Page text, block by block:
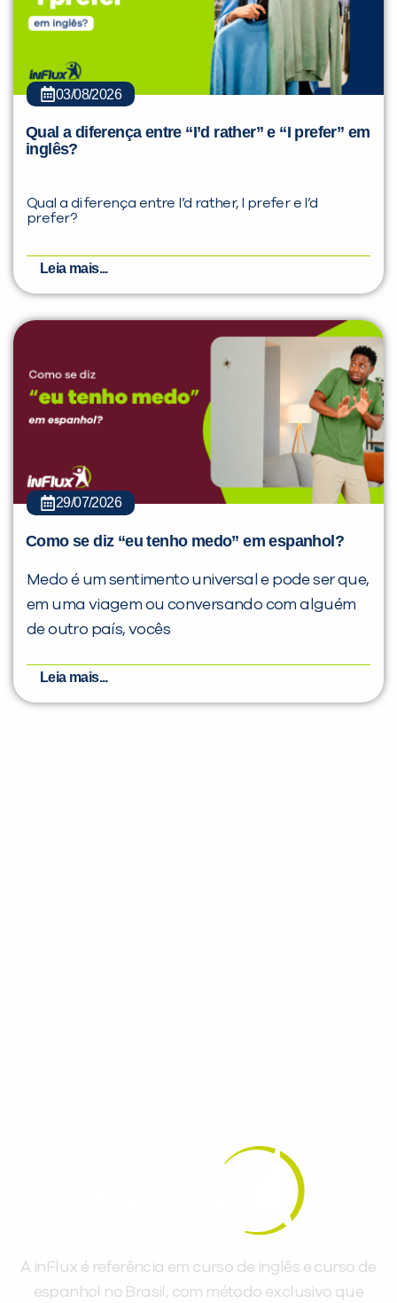
03/08/2026
Qual a diferença entre “I’d rather” e “I prefer” em
inglês?
Qual a diferença entre I’d rather, I prefer e I’d
prefer?
Leia mais...
29/07/2026
Como se diz “eu tenho medo” em espanhol?
Medo é um sentimento universal e pode ser que,
em uma viagem ou conversando com alguém
de outro país, vocês
Leia mais...
A inFlux é referência em curso de inglês e curso de
espanhol no Brasil, com método exclusivo que